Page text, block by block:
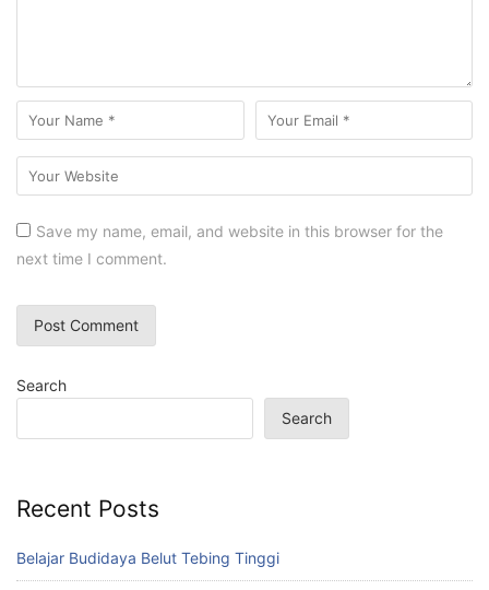
Save my name, email, and website in this browser for the
next time I comment.
Search
Search
Recent Posts
Belajar Budidaya Belut Tebing Tinggi